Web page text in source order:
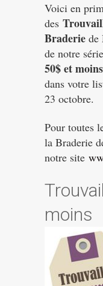
Voici en
des T
Braderie de
de notre
50$ et
dans votre
23 octobre.
Pour toutes
la Braderie
notre site
moins